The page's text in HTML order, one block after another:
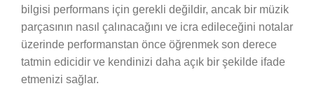
bilgisi performans için gerekli değildir, ancak bir müzik
parçasının nasıl çalınacağını ve icra edileceğini notalar
üzerinde performanstan önce öğrenmek son derece
tatmin edicidir ve kendinizi daha açık bir şekilde ifade
etmenizi sağlar.